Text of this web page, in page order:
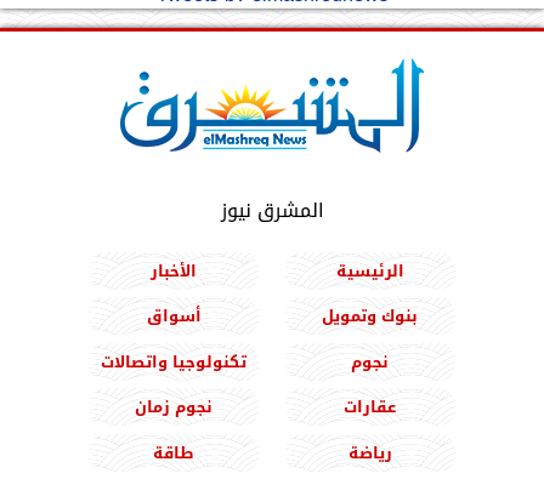
المشرق نيوز
الرئيسية
الأخبار
بنوك وتمويل
أسواق
نجوم
تكنولوجيا واتصالات
عقارات
نجوم زمان
رياضة
طاقة